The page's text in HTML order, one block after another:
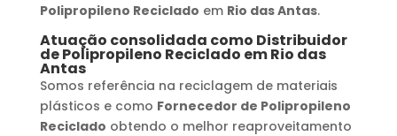
Polipropileno Reciclado em Rio das Antas.
Atuação consolidada como Distribuidor
de Polipropileno Reciclado emRio das
Antas
Somos referência na reciclagem de materiais
plásticos e como Fornecedor de Polipropileno
Reciclado obtendo o melhor reaproveitamento